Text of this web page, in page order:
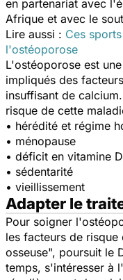
en partenariat avec
Afrique et avec le
Lire aussi : Ces
l'ostéoporose
L'ostéoporose est
impliqués des
insuffisant de
risque de cette
• hérédité et régime
• ménopause
• déficit en vitamine D
• sédentarité
• vieillissement
Adapter le
Pour soigner
les facteurs de
osseuse", poursuit le
temps, s'intéresser à